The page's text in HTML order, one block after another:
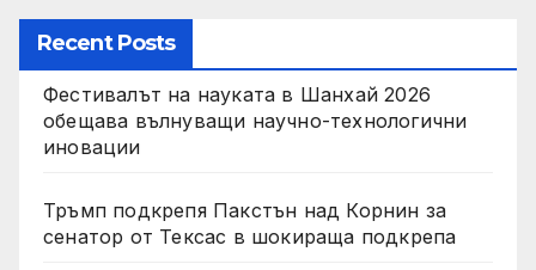
Recent Posts
Фестивалът на науката в Шанхай 2026
обещава вълнуващи научно-технологични
иновации
Тръмп подкрепя Пакстън над Корнин за
сенатор от Тексас в шокираща подкрепа